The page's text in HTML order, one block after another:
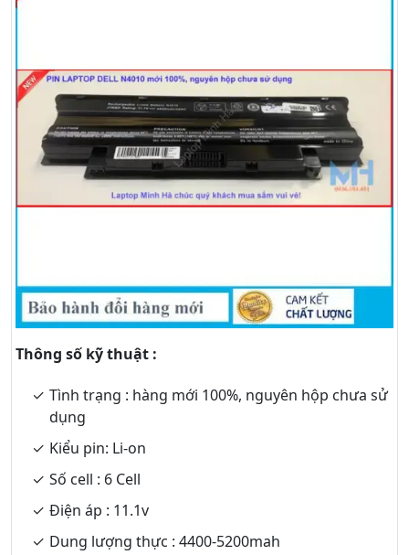
Thông số kỹ thuật :
Tình trạng : hàng mới 100%, nguyên hộp chưa sử
dụng
Kiểu pin: Li-on
Số cell : 6 Cell
Điện áp : 11.1v
Dung lượng thực : 4400-5200mah